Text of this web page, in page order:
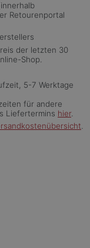
Retourenportal
der letzten 30
Shop.
5-7 Werktage
für andere
Liefertermins hier
.